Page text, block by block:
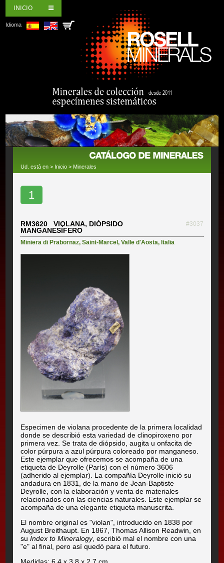
INICIO
Idioma
Ud. está en > Inicio > Minerales
1
RM3620 VIOLANA, DIÓPSIDO
MANGANESÍFERO
#3037
Miniera di Prabornaz,Saint-Marcel,Valle d'Aosta, Italia
Especimen de violana procedente de la primera localidad
donde se describió esta variedad de clinopiroxeno por
primera vez. Se trata de diópsido, augita u onfacita de
color púrpura a azul púrpura coloreado por manganeso.
Este ejemplar que ofrecemos se acompaña de una
etiqueta de Deyrolle (París) con el número 3606
(adherido al ejemplar). La compañía Deyrolle inició su
andadura en 1831, de la mano de Jean-Baptiste
Deyrolle, con la elaboración y venta de materiales
relacionados con las ciencias naturales. Este ejemplar se
acompaña de una elegante etiqueta manuscrita.
El nombre original es "violan", introducido en 1838 por
August Breithaupt. En 1867, Thomas Allison Readwin, en
suIndex to Mineralogy, escribió mal el nombre con una
"e" al final, pero así quedó para el futuro.